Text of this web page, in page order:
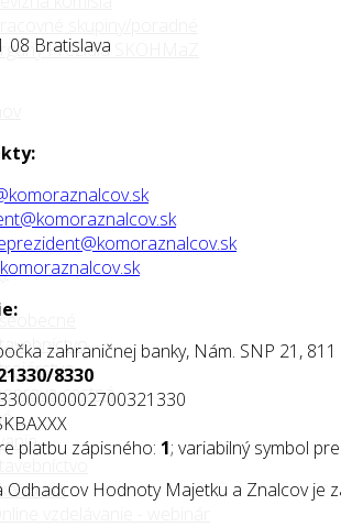
Prezídia SKOHMaZ
cestná
...
08 Bratislava
zahraničnej banky, Nám. SNP 21,
8330
platbu zápisného: 1; variabilný symbol
Odhadcov Hodnoty Majetku a Znalcov je